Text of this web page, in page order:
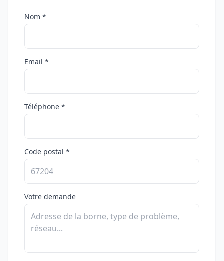
Nom *
Email *
Téléphone *
Code postal *
Votre demande